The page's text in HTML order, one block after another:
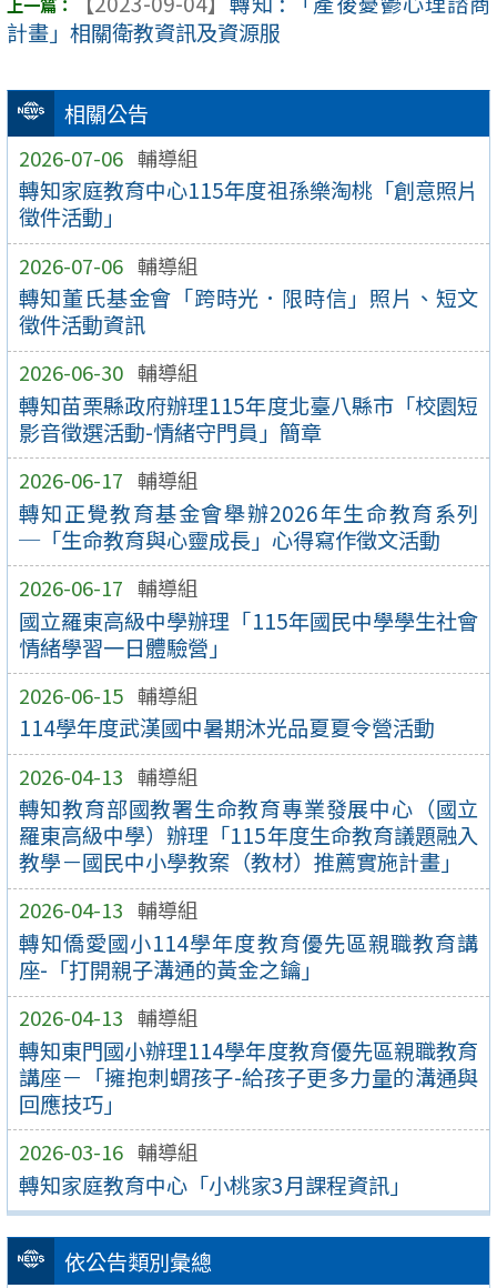
相關公告
2026-07-06 輔導組
轉知家庭教育中心115年度祖孫樂淘桃「創意照片
徵件活動」
2026-07-06 輔導組
轉知董氏基金會「跨時光．限時信」照片、短文
徵件活動資訊
2026-06-30 輔導組
轉知苗栗縣政府辦理115年度北臺八縣市「校園短
影音徵選活動-情緒守門員」簡章
2026-06-17 輔導組
轉知正覺教育基金會舉辦2026年生命教育系列
─「生命教育與心靈成長」心得寫作徵文活動
2026-06-17 輔導組
國立羅東高級中學辦理「115年國民中學學生社會
情緒學習一日體驗營」
2026-06-15 輔導組
114學年度武漢國中暑期沐光品夏夏令營活動
2026-04-13 輔導組
轉知教育部國教署生命教育專業發展中心（國立
羅東高級中學）辦理「115年度生命教育議題融入
教學－國民中小學教案（教材）推薦實施計畫」
2026-04-13 輔導組
轉知僑愛國小114學年度教育優先區親職教育講
座-「打開親子溝通的黃金之鑰」
2026-04-13 輔導組
轉知東門國小辦理114學年度教育優先區親職教育
講座－「擁抱刺蝟孩子-給孩子更多力量的溝通與
回應技巧」
2026-03-16 輔導組
轉知家庭教育中心「小桃家3月課程資訊」
依公告類別彙總
計畫」相關衛教資訊及資源服